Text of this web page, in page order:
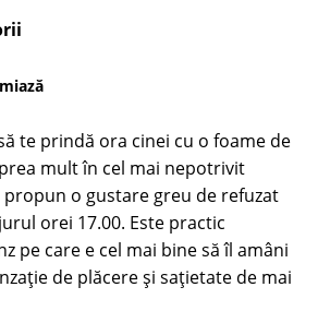
te prindă ora cinei cu o foame de
mult în cel mai nepotrivit
o gustare greu de refuzat
orei 17.00. Este practic
pe care e cel mai bine să îl amâni
de plăcere și sațietate de mai